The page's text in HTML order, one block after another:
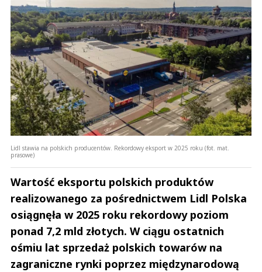
Lidl stawia na polskich producentów. Rekordowy eksport w 2025 roku (fot. mat.
prasowe)
Wartość eksportu polskich produktów
realizowanego za pośrednictwem Lidl Polska
osiągnęła w 2025 roku rekordowy poziom
ponad 7,2 mld złotych. W ciągu ostatnich
ośmiu lat sprzedaż polskich towarów na
zagraniczne rynki poprzez międzynarodową